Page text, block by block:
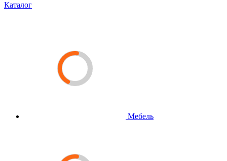
Каталог
Мебель